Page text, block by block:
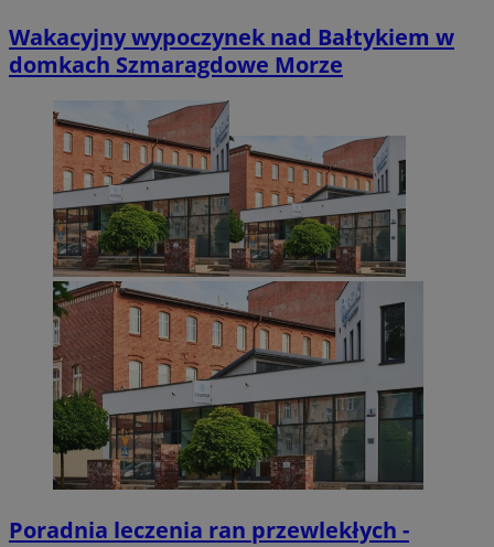
Wakacyjny wypoczynek nad Bałtykiem w
domkach Szmaragdowe Morze
Poradnia leczenia ran przewlekłych -